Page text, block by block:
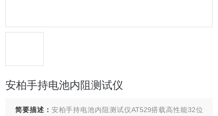
安柏手持电池内阻测试仪
简要描述： 安柏手持电池内阻测试仪AT529搭载高性能32位